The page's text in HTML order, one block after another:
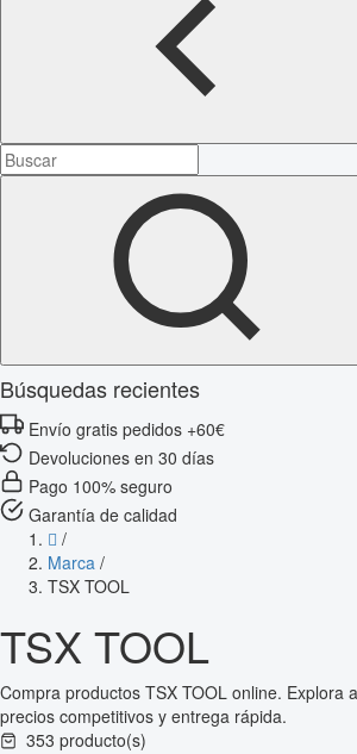
Búsquedas recientes
Envío gratis pedidos +60€
Devoluciones en 30 días
Pago 100% seguro
Garantía de calidad
/
Marca /
TSX TOOL
TSX TOOL
Compra productos TSX TOOL online. Explora
precios competitivos y entrega rápida.
353 producto(s)